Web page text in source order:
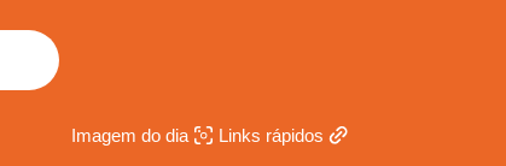
Imagem do dia Links rápidos